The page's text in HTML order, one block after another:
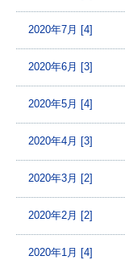
2020年7月 [4]
2020年6月 [3]
2020年5月 [4]
2020年4月 [3]
2020年3月 [2]
2020年2月 [2]
2020年1月 [4]